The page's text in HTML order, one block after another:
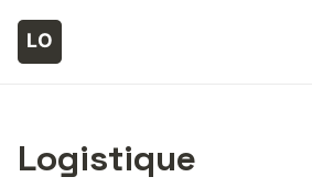
Logistique